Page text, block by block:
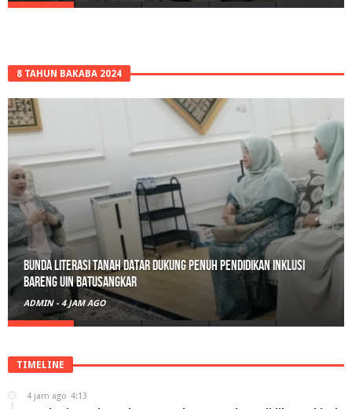
8 TAHUN BAKABA 2024
Bunda Literasi Tanah Datar Dukung Penuh Pendidikan Inklusi
Bareng UIN Batusangkar
ADMIN - 4 JAM AGO
TIMELINE
4 jam ago 4:13